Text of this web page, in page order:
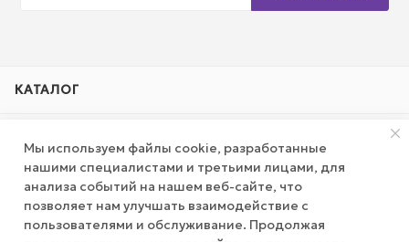
КАТАЛОГ
КОМПАНИЯ
ПУБЛИЧНАЯ ОФЕРТА
Мы используем файлы cookie, разработанные
нашими специалистами и третьими лицами, для
анализа событий на нашем веб-сайте, что
позволяет нам улучшать взаимодействие с
пользователями и обслуживание. Продолжая